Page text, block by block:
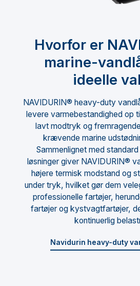
Hvorfor er
marine-
ideelle
NAVIDURIN® heavy-duty
levere varmebestandighed op
lavt modtryk og
krævende marine
Sammenlignet med
løsninger giver NAVIDURIN®
højere termisk modstand og
under tryk, hvilket gør dem
professionelle fartøjer,
fartøjer og kystvagtfartøjer,
kontinuerlig
Navidurin heavy-duty